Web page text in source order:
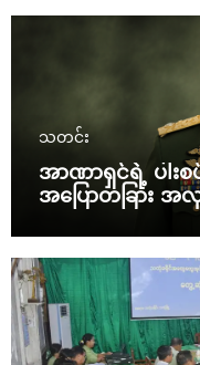
သတင်း
အာဏာရှင်ရဲ့ ပါးစ
အပြောတခြား အလု